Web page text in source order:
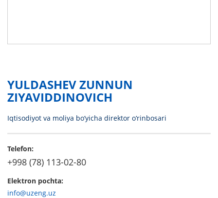
YULDASHEV ZUNNUN
ZIYAVIDDINOVICH
Iqtisodiyot va moliya bo‘yicha direktor o‘rinbosari
Telefon:
+998 (78) 113-02-80
Elektron pochta:
info@uzeng.uz